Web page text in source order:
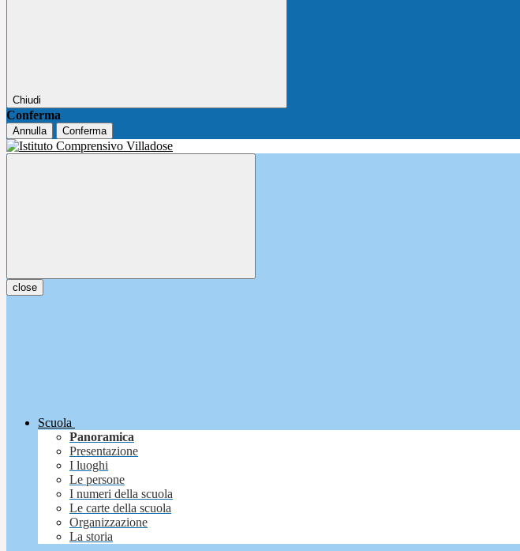
Chiudi
Conferma
Annulla Conferma
close
Scuola
Panoramica
Presentazione
I luoghi
Le persone
I numeri della scuola
Le carte della scuola
Organizzazione
La storia